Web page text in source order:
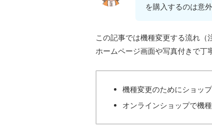
を購入するのは意
この記事では機種変更する流れ
ホームページ画面や写真付きで丁
機種変更のためにショッ
オンラインショップで機